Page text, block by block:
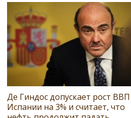
Де Гиндос допускает рост ВВП
Испании на 3% и считает, что